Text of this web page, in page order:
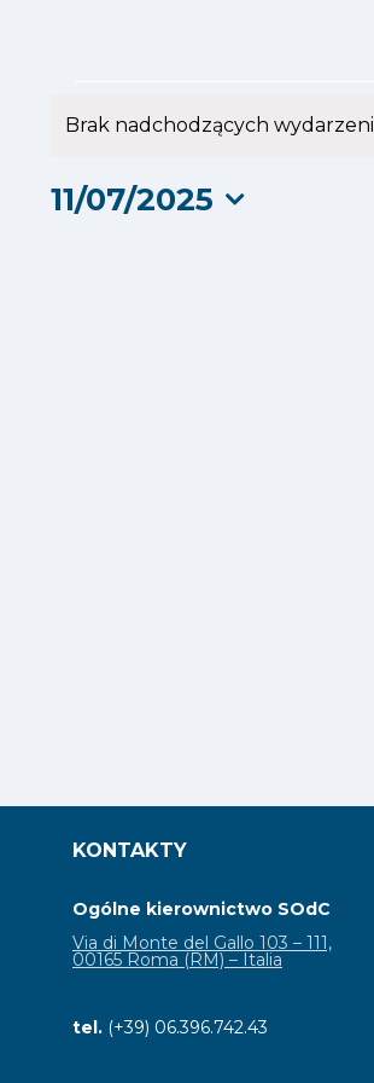
Wydarzenia
11
Brak nadchodzących
11/07/2025
KONTAKTY
Ogólne kierownictwo SOdC
Via di Monte del Gallo 103 – 111,
00165 Roma (RM) – Italia
tel. (+39) 06.396.742.43